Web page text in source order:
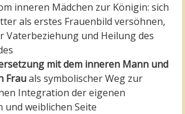
inneren Mädchen zur Königin: sich
als erstes Frauenbild versöhnen,
Vaterbeziehung und Heilung des
mit dem inneren Mann und
Frauals symbolischer Weg zur
Integration der eigenen
und weiblichen Seite